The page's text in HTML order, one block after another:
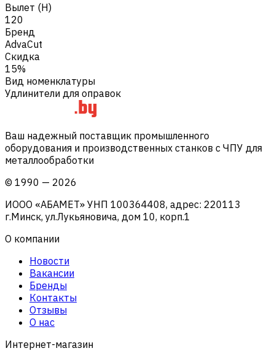
Вылет (H)
120
Бренд
AdvaCut
Скидка
15%
Вид номенклатуры
Удлинители для оправок
Ваш надежный поставщик промышленного
оборудования и производственных станков с ЧПУ для
металлообработки
© 1990 — 2026
ИООО «АБАМЕТ» УНП 100364408, адрес: 220113
г.Минск, ул.Лукьяновича, дом 10, корп.1
О компании
Новости
Вакансии
Бренды
Контакты
Отзывы
О нас
Интернет-магазин